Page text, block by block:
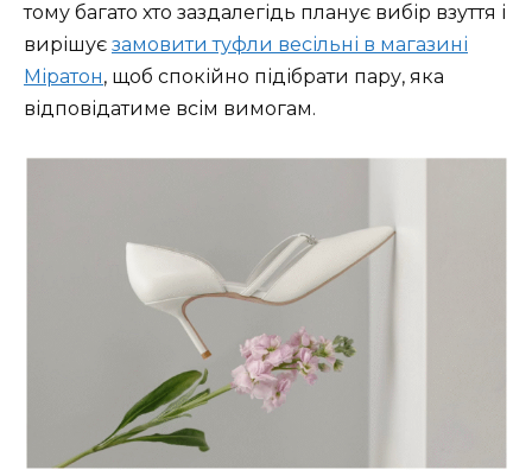
тому багато хто заздалегідь планує вибір взуття і
вирішує замовити туфли весільні в магазині
Міратон, щоб спокійно підібрати пару, яка
відповідатиме всім вимогам.